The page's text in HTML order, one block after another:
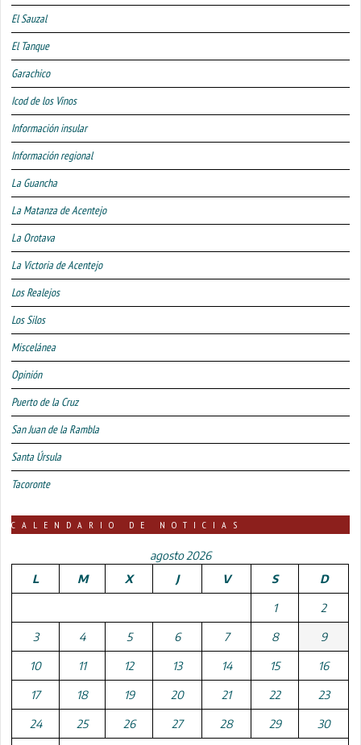
El Sauzal
El Tanque
Garachico
Icod de los Vinos
Información insular
Información regional
La Guancha
La Matanza de Acentejo
La Orotava
La Victoria de Acentejo
Los Realejos
Los Silos
Miscelánea
Opinión
Puerto de la Cruz
San Juan de la Rambla
Santa Úrsula
Tacoronte
CALENDARIO DE NOTICIAS
agosto 2026
L
M X J V S D
1 2
3 4 5 6 7 8 9
10 11 12 13 14 15 16
17 18 19 20 21 22 23
24 25 26 27 28 29 30